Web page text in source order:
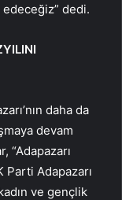
dedi.
daha da
devam
“Adapazarı
Parti Adapazarı
ve gençlik